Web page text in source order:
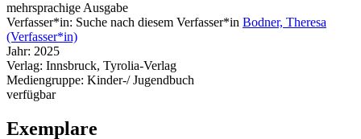
mehrsprachige Ausgabe
Verfasser*in: Suche nach diesem Verfasser*in Bodner, Theresa
(Verfasser*in)
Jahr: 2025
Verlag: Innsbruck, Tyrolia-Verlag
Mediengruppe: Kinder-/ Jugendbuch
verfügbar
Exemplare